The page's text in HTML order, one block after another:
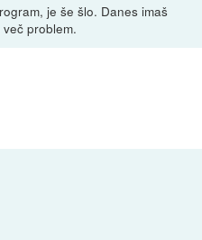
je še šlo. Danes imaš
problem.